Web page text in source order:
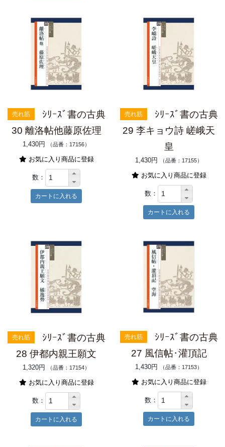
売れ筋
ｼﾘｰｽﾞ書の古典
30 離洛帖他藤原佐理
1,430円 （品番：17156）
お気に入り商品に登録
数：
売れ筋
ｼﾘｰｽﾞ書の古典
29 李キョウ詩 嵯峨天
皇
1,430円 （品番：17155）
お気に入り商品に登録
数：
売れ筋
ｼﾘｰｽﾞ書の古典
28 伊都内親王願文
1,320円 （品番：17154）
お気に入り商品に登録
数：
売れ筋
ｼﾘｰｽﾞ書の古典
27 風信帖･灌頂記
1,430円 （品番：17153）
お気に入り商品に登録
数：